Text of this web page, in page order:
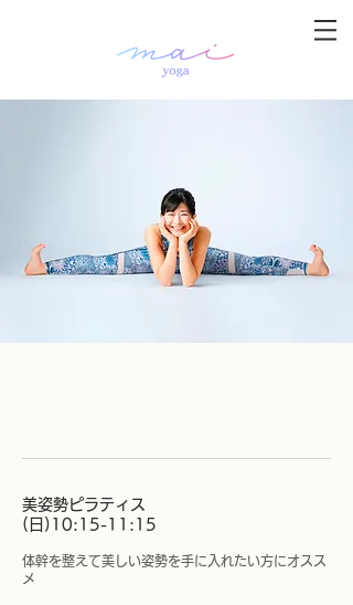
美姿勢ピラティス
(日)10:15-11:15
体幹を整えて美しい姿勢を手に入れたい方にオスス
メ